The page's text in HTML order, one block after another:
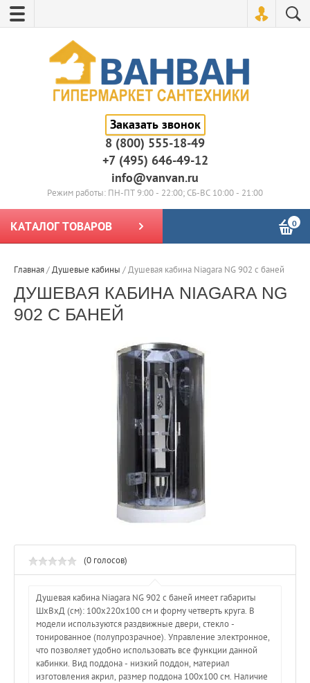
Заказать звонок
8 (800) 555-18-49
+7 (495) 646-49-12
info@vanvan.ru
Режим работы: ПН-ПТ 9:00 - 22:00; СБ-ВС 10:00 - 21:00
КАТАЛОГ ТОВАРОВ 0
Главная/Душевые кабины /Душевая кабина Niagara NG 902 с баней
ДУШЕВАЯ КАБИНА NIAGARA NG
902 С БАНЕЙ
(0 голосов)
Душевая кабина Niagara NG 902 с баней имеет габариты
ШхВхД (см): 100x220x100 см и форму четверть круга. В
модели используются раздвижные двери, стекло -
тонированное (полупрозрачное). Управление электронное,
что позволяет удобно использовать все функции данной
кабинки. Вид поддона - низкий поддон, материал
изготовления акрил, размер поддона 100х100 см. Наличие